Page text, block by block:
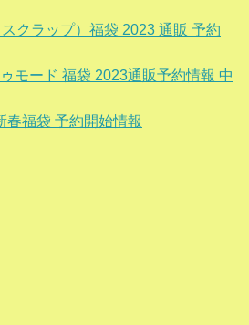
クラップ）福袋 2023 通販 予約
モード 福袋 2023通販予約情報 中
春福袋 予約開始情報